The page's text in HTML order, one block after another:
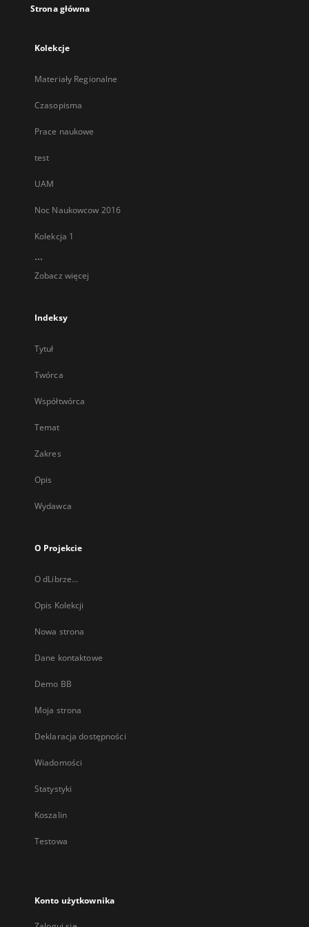
Strona główna
Kolekcje
Materiały Regionalne
Czasopisma
Prace naukowe
test
UAM
Noc Naukowcow 2016
Kolekcja 1
...
Zobacz więcej
Indeksy
Tytuł
Twórca
Współtwórca
Temat
Zakres
Opis
Wydawca
O Projekcie
O dLibrze...
Opis Kolekcji
Nowa strona
Dane kontaktowe
Demo BB
Moja strona
Deklaracja dostępności
Wiadomości
Statystyki
Koszalin
Testowa
Konto użytkownika